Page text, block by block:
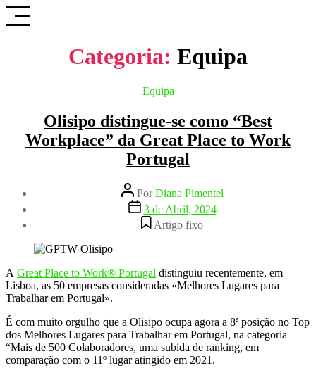
Saltar
para
Categoria: Equipa
Categorias
Equipa
Olisipo distingue-se como “Best
Workplace” da Great Place to Work
Portugal
Autor
do
artigo
PorDiana Pimentel
Data
artigo
3 de Abril, 2024
Artigo fixo
A Great Place to Work® Portugal distinguiu recentemente, em
Lisboa, as 50 empresas consideradas «Melhores Lugares para
Trabalhar em Portugal».
É com muito orgulho que a Olisipo ocupa agora a 8ª posição no Top
dos Melhores Lugares para Trabalhar em Portugal, na categoria
“Mais de 500 Colaboradores, uma subida de ranking, em
comparação com o 11º lugar atingido em 2021.